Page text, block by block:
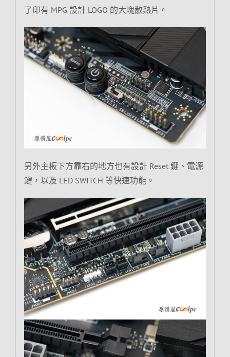
了印有 MPG 設計 LOGO 的大塊散熱片。
另外主板下方靠右的地方也有設計 Reset 鍵、電源
鍵，以及 LED SWITCH 等快速功能。